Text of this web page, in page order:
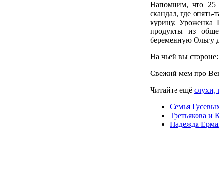
Напомним, что 25
скандал, где
курицу. Уроженка
продукты из
беременную Ольгу
На чьей вы
Свежий мем про
Читайте ещё слухи,
Семья
Третьякова и
Надежда